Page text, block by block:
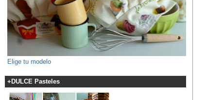
Elige tu modelo
+DULCE Pasteles